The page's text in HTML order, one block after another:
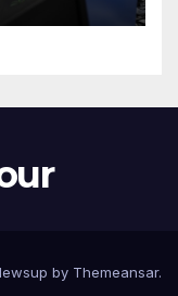
by Themeansar.